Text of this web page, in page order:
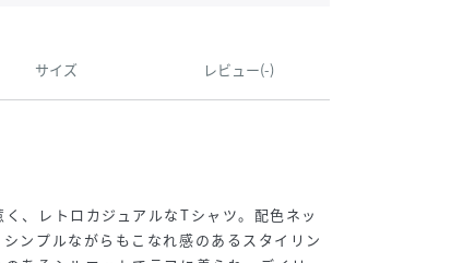
サイズ レビュー(-)
、レトロカジュアルなTシャツ。配色ネッ
ンプルながらもこなれ感のあるスタイリン